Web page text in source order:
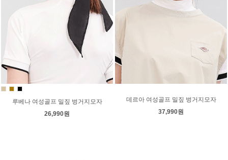
루베나 여성골프 밀짚 벙거지모자
26,990원
데르아 여성골프 밀짚 벙거지모자
37,990원